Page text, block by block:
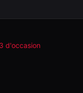
d'occasion